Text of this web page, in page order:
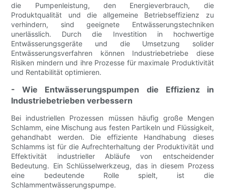
die Pumpenleistung, den Energieverbrauch, die
Produktqualität und die allgemeine Betriebseffizienz zu
verhindern, sind geeignete Entwässerungstechniken
unerlässlich. Durch die Investition in hochwertige
Entwässerungsgeräte und die Umsetzung solider
Entwässerungsverfahren können Industriebetriebe diese
Risiken mindern und ihre Prozesse für maximale Produktivität
und Rentabilität optimieren.
- Wie Entwässerungspumpen die Effizienz in
Industriebetrieben verbessern
Bei industriellen Prozessen müssen häufig große Mengen
Schlamm, eine Mischung aus festen Partikeln und Flüssigkeit,
gehandhabt werden. Die effiziente Handhabung dieses
Schlamms ist für die Aufrechterhaltung der Produktivität und
Effektivität industrieller Abläufe von entscheidender
Bedeutung. Ein Schlüsselwerkzeug, das in diesem Prozess
eine bedeutende Rolle spielt, ist die
Schlammentwässerungspumpe.